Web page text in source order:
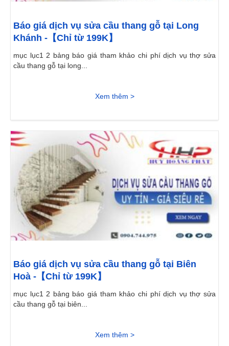
Báo giá dịch vụ sửa cầu thang gỗ tại Long
Khánh -【Chỉ từ 199K】
mục lục1 2 bảng báo giá tham khảo chi phí dịch vụ thợ sửa
cầu thang gỗ tại long...
Xem thêm >
Báo giá dịch vụ sửa cầu thang gỗ tại Biên
Hoà -【Chỉ từ 199K】
mục lục1 2 bảng báo giá tham khảo chi phí dịch vụ thợ sửa
cầu thang gỗ tại biên...
Xem thêm >